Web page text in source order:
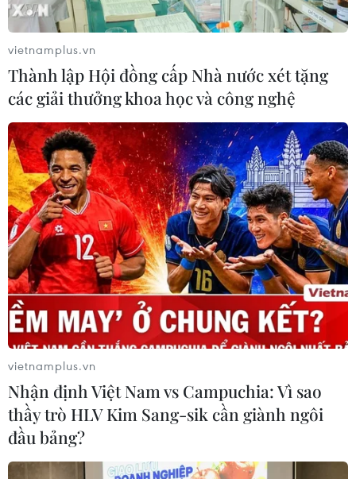
vietnamplus.vn
Thành lập Hội đồng cấp Nhà nước xét tặng
các giải thưởng khoa học và công nghệ
vietnamplus.vn
Nhận định Việt Nam vs Campuchia: Vì sao
thầy trò HLV Kim Sang-sik cần giành ngôi
đầu bảng?